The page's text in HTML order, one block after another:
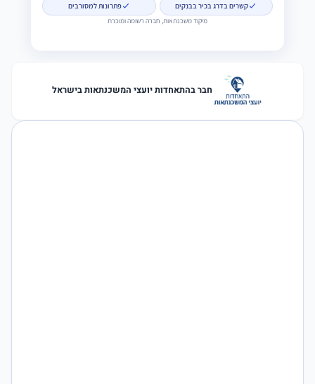
קשרים בדרג בכיר בבנקים פתרונות למסורבים
מיקוד משכנתאות, חברה רשומה ומוכרת
חבר בהתאחדות יועצי המשכנתאות בישראל